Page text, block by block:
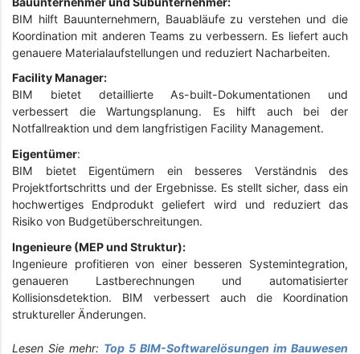
BIM hilft Bauunternehmern, Bauabläufe zu verstehen und die
Koordination mit anderen Teams zu verbessern. Es liefert auch
genauere Materialaufstellungen und reduziert Nacharbeiten.
Facility Manager:
BIM bietet detaillierte As-built-Dokumentationen und
verbessert die Wartungsplanung. Es hilft auch bei der
Notfallreaktion und dem langfristigen Facility Management.
Eigentümer:
BIM bietet Eigentümern ein besseres Verständnis des
Projektfortschritts und der Ergebnisse. Es stellt sicher, dass ein
hochwertiges Endprodukt geliefert wird und reduziert das
Risiko von Budgetüberschreitungen.
Ingenieure (MEP und Struktur):
Ingenieure profitieren von einer besseren Systemintegration,
genaueren Lastberechnungen und automatisierter
Kollisionsdetektion. BIM verbessert auch die Koordination
struktureller Änderungen.
Lesen Sie mehr: Top 5 BIM-Softwarelösungen im Bauwesen